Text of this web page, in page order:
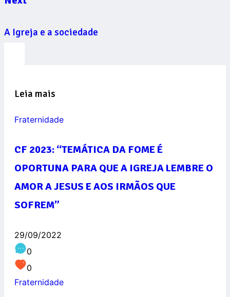
A Igreja e a sociedade
Leia mais
Fraternidade
CF 2023: “TEMÁTICA DA FOME É
OPORTUNA PARA QUE A IGREJA LEMBRE O
AMOR A JESUS E AOS IRMÃOS QUE
SOFREM”
29/09/2022
0
0
Fraternidade